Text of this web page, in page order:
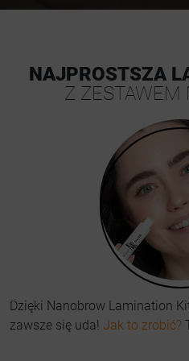
NAJPROSTSZA
Z ZESTAWEM
Dzięki Nanobrow Lamination
zawsze się uda! Jak to zrobić?